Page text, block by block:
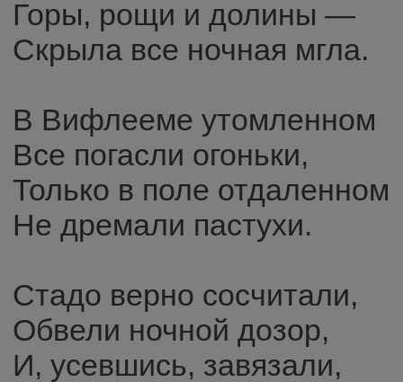
Горы, рощи и долины —
Скрыла все ночная мгла.
В Вифлееме утомленном
Все погасли огоньки,
Только в поле отдаленном
Не дремали пастухи.
Стадо верно сосчитали,
Обвели ночной дозор,
И, усевшись, завязали,